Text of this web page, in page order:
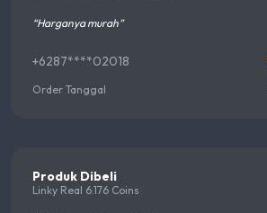
“Harganya murah”
+6287****02018
Order Tanggal
Produk Dibeli
Linky Real 6.176 Coins